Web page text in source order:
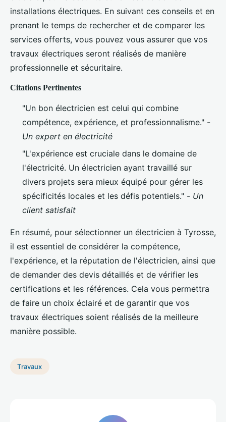
installations électriques. En suivant ces conseils et en
prenant le temps de rechercher et de comparer les
services offerts, vous pouvez vous assurer que vos
travaux électriques seront réalisés de manière
professionnelle et sécuritaire.
Citations Pertinentes
"Un bon électricien est celui qui combine
compétence, expérience, et professionnalisme." -
Un expert en électricité
"L'expérience est cruciale dans le domaine de
l'électricité. Un électricien ayant travaillé sur
divers projets sera mieux équipé pour gérer les
spécificités locales et les défis potentiels." - Un
client satisfait
En résumé, pour sélectionner un électricien à Tyrosse,
il est essentiel de considérer la compétence,
l'expérience, et la réputation de l'électricien, ainsi que
de demander des devis détaillés et de vérifier les
certifications et les références. Cela vous permettra
de faire un choix éclairé et de garantir que vos
travaux électriques soient réalisés de la meilleure
manière possible.
Travaux